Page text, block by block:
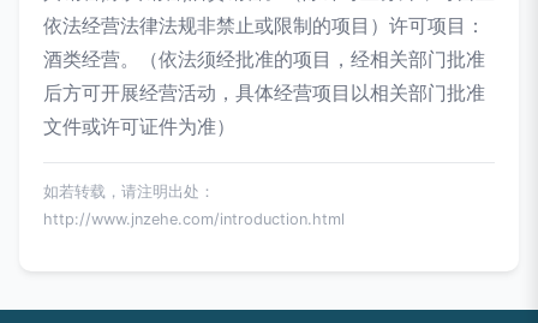
依法经营法律法规非禁止或限制的项目）许可项目：
酒类经营。（依法须经批准的项目，经相关部门批准
后方可开展经营活动，具体经营项目以相关部门批准
文件或许可证件为准）
如若转载，请注明出处：
http://www.jnzehe.com/introduction.html